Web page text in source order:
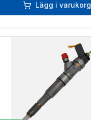
Lägg i varukorg